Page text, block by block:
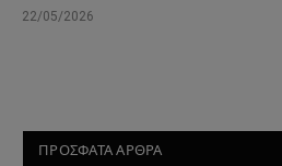
22/05/2026
ΠΡΟΣΦΑΤΑ ΑΡΘΡΑ